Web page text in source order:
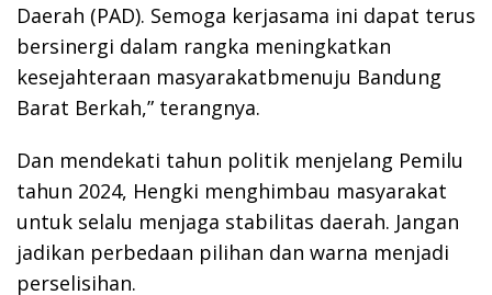
Daerah (PAD). Semoga kerjasama ini dapat terus
bersinergi dalam rangka meningkatkan
kesejahteraan masyarakatbmenuju Bandung
Barat Berkah,” terangnya.
Dan mendekati tahun politik menjelang Pemilu
tahun 2024, Hengki menghimbau masyarakat
untuk selalu menjaga stabilitas daerah. Jangan
jadikan perbedaan pilihan dan warna menjadi
perselisihan.